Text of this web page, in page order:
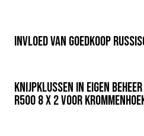
Invloed van goedkoop
Knijpklussen in eigen
R500 8 x 2 voor